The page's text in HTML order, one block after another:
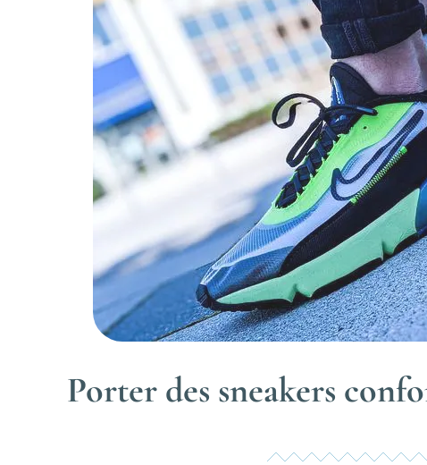
Porter des sneakers